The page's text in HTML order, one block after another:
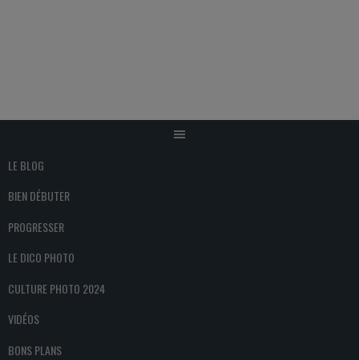
LE BLOG
BIEN DÉBUTER
PROGRESSER
LE DICO PHOTO
CULTURE PHOTO 2024
VIDÉOS
BONS PLANS